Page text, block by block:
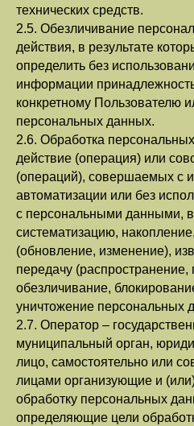
технических средств.
2.5. Обезличивание
действия, в результате
определить без
информации
конкретному Пользователю
персональных данных.
2.6. Обработка
действие (операция) или
(операций), совершаемых с
автоматизации или без
с персональными данными,
систематизацию,
(обновление, изменение),
передачу (распространение,
обезличивание,
уничтожение персональных
2.7. Оператор –
муниципальный орган,
лицо, самостоятельно или
лицами организующие и
обработку персональных
определяющие цели